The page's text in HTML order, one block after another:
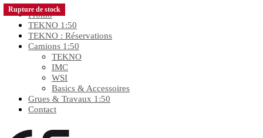
Promo
TEKNO 1:50
TEKNO : Réservations
Camions 1:50
TEKNO
IMC
WSI
Basics & Accessoires
Grues & Travaux 1:50
Contact
Rupture de stock
Rupture de stock